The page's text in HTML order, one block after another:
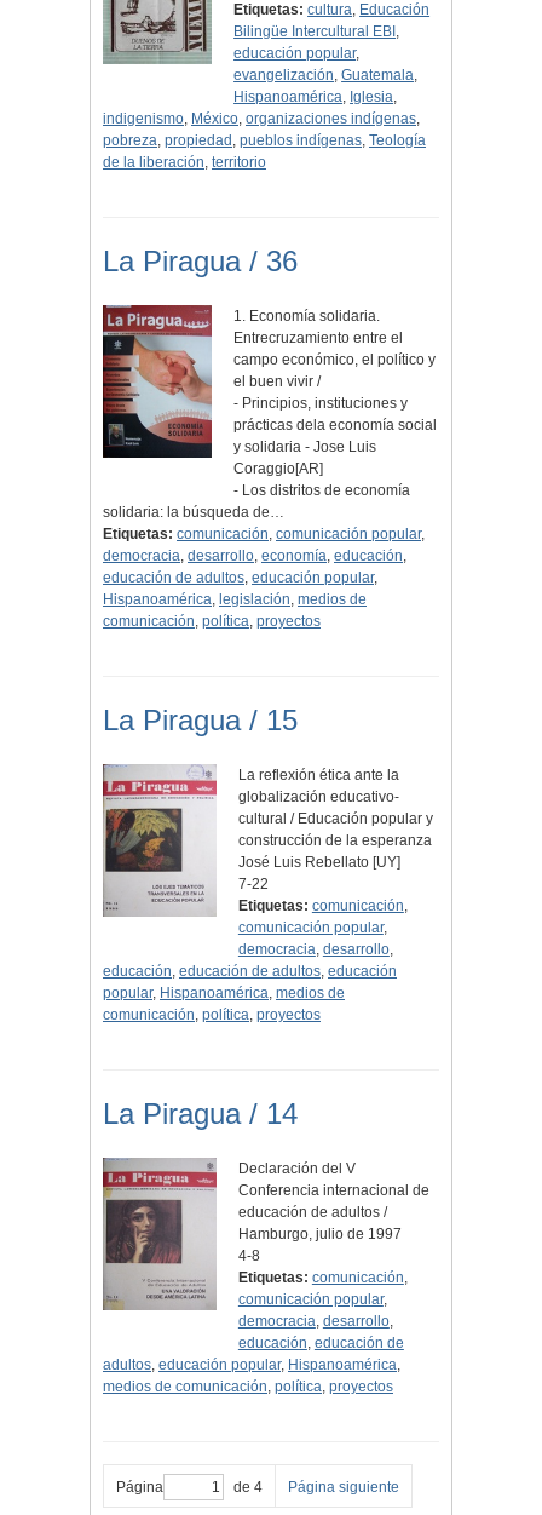
Etiquetas: cultura, Educación
Bilingüe Intercultural EBI ,
educación popular,
evangelización,Guatemala,
Hispanoamérica, Iglesia,
indigenismo, México, organizaciones indígenas,
pobreza, propiedad , pueblos indígenas, Teología
de la liberación, territorio
La Piragua / 36
1. Economía solidaria.
Entrecruzamiento entre el
campo económico, el político y
el buen vivir /
- Principios, instituciones y
prácticas dela economía social
y solidaria - Jose Luis
Coraggio[AR]
- Los distritos de economía
solidaria: la búsqueda de…
Etiquetas: comunicación, comunicación popular,
democracia, desarrollo, economía, educación,
educación de adultos, educación popular,
Hispanoamérica, legislación, medios de
comunicación, política, proyectos
La Piragua / 15
La reflexión ética ante la
globalización educativo-
cultural / Educación popular y
construcción de la esperanza
José Luis Rebellato [UY]
7-22
Etiquetas: comunicación,
comunicación popular,
democracia, desarrollo,
educación, educación de adultos, educación
popular, Hispanoamérica, medios de
comunicación, política, proyectos
La Piragua / 14
Declaración del V
Conferencia internacional de
educación de adultos /
Hamburgo, julio de 1997
4-8
Etiquetas: comunicación,
comunicación popular,
democracia, desarrollo,
educación, educación de
adultos, educación popular, Hispanoamérica,
medios de comunicación, política, proyectos
Página de 4 Página siguiente